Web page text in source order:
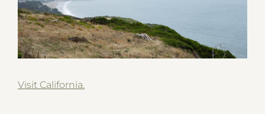
Visit California.